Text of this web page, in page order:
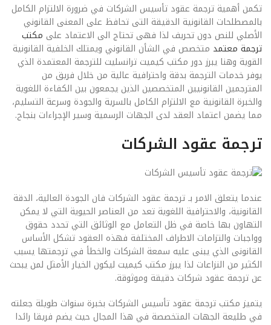
تكمن أهمية ترجمة عقود تأسيس الشركات في ضرورة الالتزام الكامل
بالمصطلحات القانونية الدقيقة التى تحافظ على المعنى القانوني
الأصلي للنص دون تحريف لذا فهى تحتاج الى الاعتماد على مكتب
ترجمة معتمد متخصص في الشأن القانوني ويمتلك الخلفية القانونية
القوية وهنا يبرز دور مكتب كيميت ترانسليت للترجمة المعتمدة الذي
يوفر خدمات الترجمة بدقة واحترافية عالية من خلال فريق من
المترجمين القانونيين المتخصصين الذين يجمعون بين الكفاءة اللغوية
والخبرة القانونية مع الالتزام الكامل بالسرية والجودة وسرعة التسليم،
مما يضمن اعتماد العقد لدى الجهات الرسمية وسير الإجراءات بنجاح.
ترجمة عقود الشركات
عندما يتعلق الامر بـ ترجمة عقود الشركات فان الجودة العالية، الدقة
القانونية، والاحترافية اللغوية تعد من العناصر الحيوية التي لا يمكن
التهاون بها خاصة في ظل التعامل مع الوثائق التي تحدد حقوق
وواجبات والتزامات الاطراف المختلفة فهذه العقود تشكل الأساس
القانونى الذي يبنى عليه سمعة الشركات والخطأ في ترجمتها يسبب
الكثير من النزاعات لذا يبرز مكتب كيميت ليكون الخيار الأمثل لمن يبحث
عن ترجمة عقود شركات دقيقة وموثوقة.
يتميز مكتب ترجمة عقود تأسيس الشركات بخبرة سنوات طويلة جعلته
في طليعة الجهات المتخصصة في هذا المجال حيث يضم فريقا رائدا